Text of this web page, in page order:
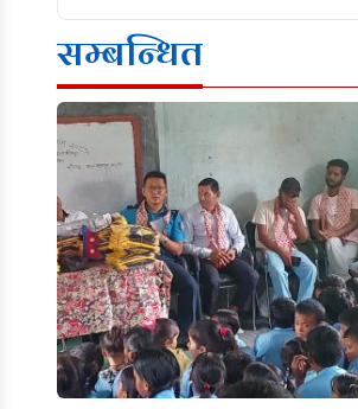
सम्बन्धित